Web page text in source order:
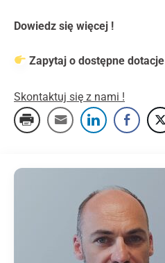
Dowiedz się więcej !
Zapytaj o dostępne dotacje
Skontaktuj się z nami !